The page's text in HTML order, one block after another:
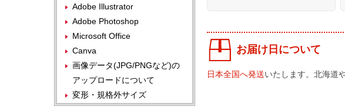
お届け日について
日本全国へ発送いたします。北海道
Adobe Illustrator
Adobe Photoshop
Microsoft Office
Canva
画像データ(JPG/PNGなど)の
アップロードについて
変形・規格外サイズ